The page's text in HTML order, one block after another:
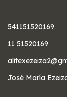
541151520169
11 51520169
José María